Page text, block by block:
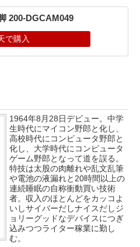
200-DGCAM049
で購入
1964年8月28日デビュー。中学
生時代にマイコン野郎と化し、
高校時代にコンピュータ野郎と
化し、大学時代にコンピュータ
ゲーム野郎となって道を誤る。
特技は太股の肉離れや乱文乱筆
や電池の液漏れと20時間以上の
連続睡眠の自称衝動買い技術
者。収入のほとんどをカッコよ
いしサイバーだしナイスだしジ
ョリーグッドなデバイスにつぎ
込みつつライター稼業に勤し
む。